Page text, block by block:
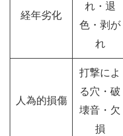
経年劣化
れ・退
色・剥が
れ
人為的損傷
打撃によ
る穴・破
壊音・欠
損